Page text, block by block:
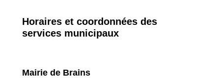
Horaires et coordonnées des
services municipaux
Mairie de Brains